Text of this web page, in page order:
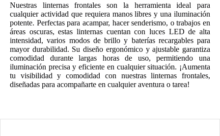
Nuestras linternas frontales son la herramienta ideal para
cualquier actividad que requiera manos libres y una iluminación
potente. Perfectas para acampar, hacer senderismo, o trabajos en
áreas oscuras, estas linternas cuentan con luces LED de alta
intensidad, varios modos de brillo y baterías recargables para
mayor durabilidad. Su diseño ergonómico y ajustable garantiza
comodidad durante largas horas de uso, permitiendo una
iluminación precisa y eficiente en cualquier situación. ¡Aumenta
tu visibilidad y comodidad con nuestras linternas frontales,
diseñadas para acompañarte en cualquier aventura o tarea!